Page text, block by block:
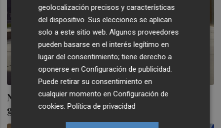
Nuevo Bayon: Un SUV elegante con una
gran capacidad
geolocalización precisos y características
del dispositivo. Sus elecciones se aplican
solo a este sitio web. Algunos proveedores
pueden basarse en el interés legítimo en
lugar del consentimiento; tiene derecho a
oponerse enConfiguración de publicidad.
Puede retirar su consentimiento en
cualquier momento enConfiguración de
cookies.Política de privacidad